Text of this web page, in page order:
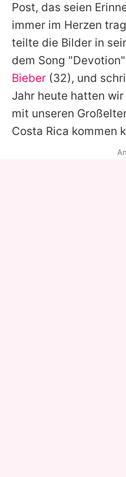
Post, das seien
immer im Herzen
teilte die Bilder in
dem Song
Bieber (32), und
Jahr heute hatten
mit unseren
Costa Rica kommen